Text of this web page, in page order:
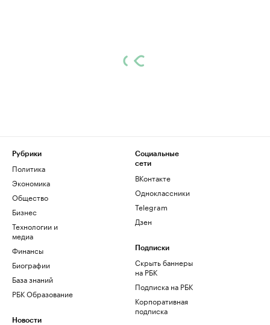
Рубрики
Политика
Экономика
Общество
Бизнес
Технологии и
медиа
Финансы
Биографии
База знаний
РБК Образование
Новости
Социальные
сети
ВКонтакте
Одноклассники
Telegram
Дзен
Подписки
Скрыть баннеры
на РБК
Подписка на РБК
Корпоративная
подписка